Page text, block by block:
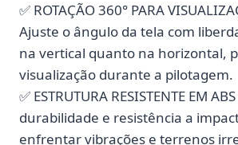
✅ ROTAÇÃO 360° PARA
Ajuste o ângulo da tela com
na vertical quanto na horizontal,
visualização durante a pilotagem.
✅ ESTRUTURA RESISTENTE EM
durabilidade e resistência a
enfrentar vibrações e terrenos